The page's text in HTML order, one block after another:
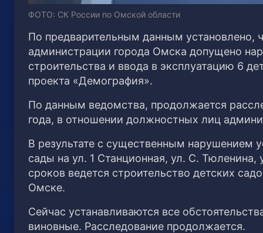
ФОТО: СК России по Омской области
По предварительным данным установлено,
администрации города Омска допущено
строительства и ввода в эксплуатацию 6
проекта «Демография».
По данным ведомства, продолжается
года, в отношении должностных лиц
В результате с существенным нарушением
сады на ул. 1 Станционная, ул. С.
сроков ведется строительство детских
Омске.
Сейчас устанавливаются все
виновные. Расследование продолжается.